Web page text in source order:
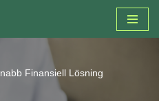
Finansiell Lösning